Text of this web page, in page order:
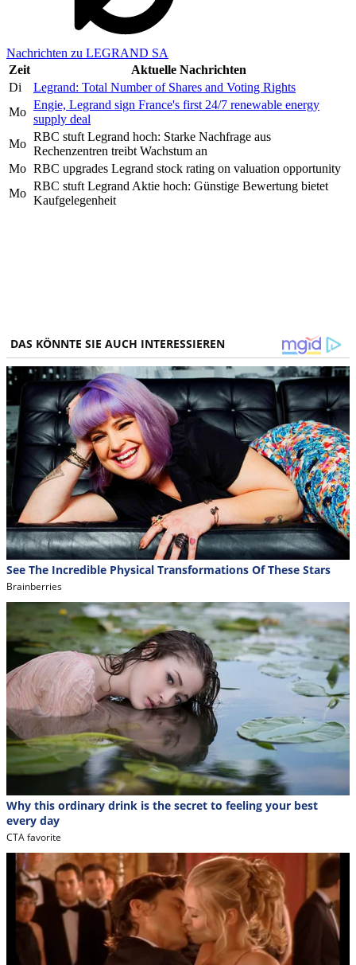
Nachrichten zu LEGRAND SA
Zeit
Aktuelle Nachrichten
Di
Legrand: Total Number of Shares and Voting Rights
Mo
Engie, Legrand sign France's first 24/7 renewable energy
supply deal
Mo
RBC stuft Legrand hoch: Starke Nachfrage aus
Rechenzentren treibt Wachstum an
Mo RBC upgrades Legrand stock rating on valuation opportunity
Mo
RBC stuft Legrand Aktie hoch: Günstige Bewertung bietet
Kaufgelegenheit